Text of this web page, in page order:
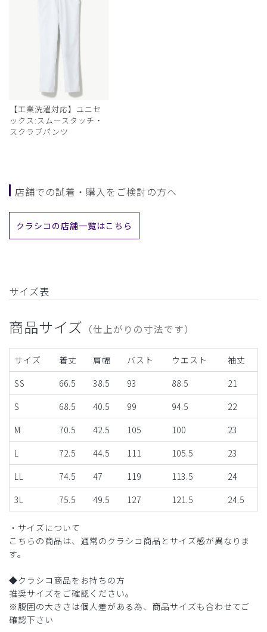
【工業洗濯対応】ユニセ
ックス:スムースタッチ・
スクラブパンツ
店舗での試着・購入をご検討の方へ
クラシコの店舗一覧はこちら
サイズ表
商品サイズ （仕上がりの寸法です）
サイズ 着丈 肩幅 バスト ウエスト
袖丈
SS
66.5 38.5 93 88.5
21
S
68.5 40.5 99 94.5
22
M
70.5 42.5 105 100
23
L
72.5 44.5 111 105.5
23
LL
74.5 47 119 113.5
24
3L
75.5 49.5 127 121.5 24.5
・サイズについて
こちらの商品は、通常のクラシコ商品とサイズ感が異なりま
す。
◆クラシコ商品をお持ちの方
推奨サイズをご確認ください。
※腹囲の大きさは個人差がある為、商品サイズも合わせてご
確認下さい